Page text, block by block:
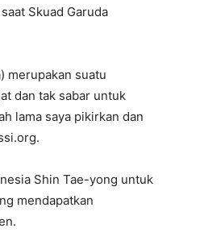
Skuad Garuda
merupakan suatu
dan tak sabar untuk
lama saya pikirkan dan
Shin Tae-yong untuk
mendapatkan